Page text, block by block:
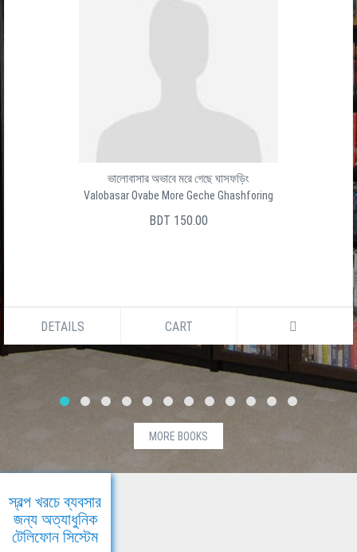
ভালোবাসার অভাবে মরে গেছে ঘাসফড়িং
Valobasar Ovabe More Geche Ghashforing
BDT 150.00
DETAILS CART
MORE BOOKS
স্বল্প খরচে ব্যবসার
জন্য অত্যাধুনিক
টেলিফোন সিস্টেম